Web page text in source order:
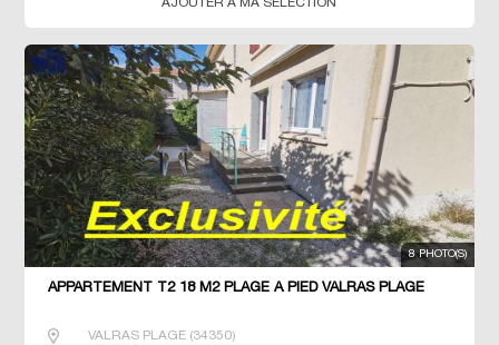
AJOUTER A MA SÉLECTION
8 PHOTO(S)
APPARTEMENT T2 18 M2 PLAGE À PIED VALRAS PLAGE
VALRAS PLAGE(34350)